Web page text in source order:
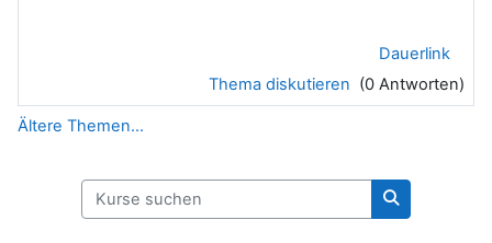
Dauerlink
Thema diskutieren (0 Antworten)
Ältere Themen...
Kurse suchen
Kurse